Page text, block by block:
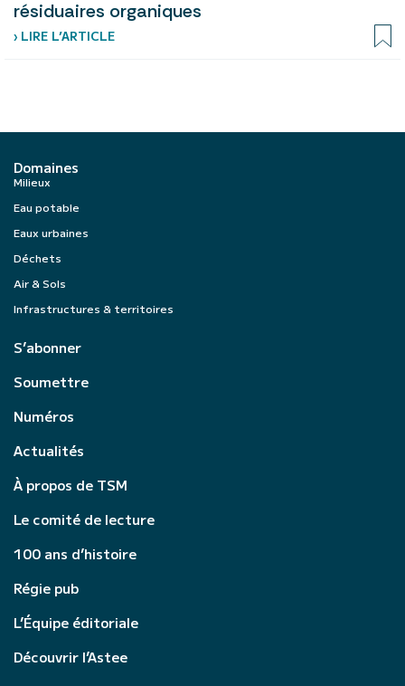
résiduaires organiques
› LIRE L’ARTICLE
Domaines
Milieux
Eau potable
Eaux urbaines
Déchets
Air & Sols
Infrastructures & territoires
S’abonner
Soumettre
Numéros
Actualités
À propos de TSM
Le comité de lecture
100 ans d’histoire
Régie pub
L’Équipe éditoriale
Découvrir l’Astee